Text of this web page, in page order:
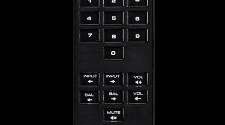
Contáctanos
Encontrar